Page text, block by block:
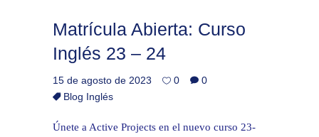
Matrícula Abierta: Curso
Inglés 23 – 24
15 de agosto de 2023 0
0
Blog Inglés
Únete a Active Projects en el nuevo curso 23-